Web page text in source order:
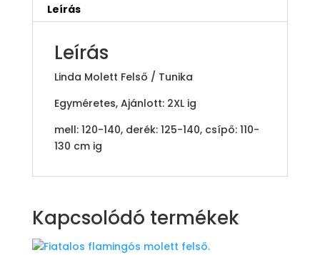
Leírás
Leírás
Linda Molett Felső / Tunika
Egyméretes, Ajánlott: 2XL ig
mell: 120-140, derék: 125-140, csípő: 110-
130 cm ig
Kapcsolódó termékek